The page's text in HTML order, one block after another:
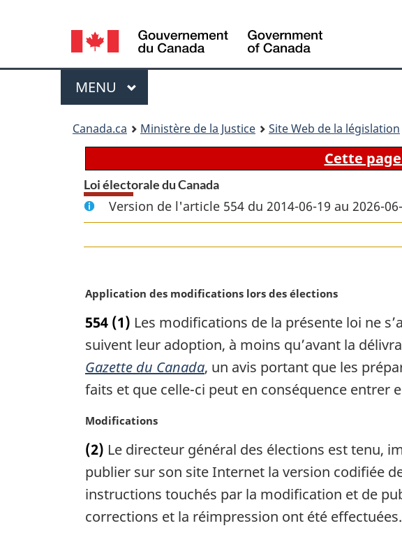
Language
selection
Menu
MENU PRINCIPAL
Canada.ca Ministère de la Justice Site Web de la législation
Cette
Loi électorale du Canada
Version de l'article 554 du 2014-06-19 au 2026-
N
t
e
a
r
i
a
l
e
:
Application des modifications lors des élections
554 (1) Les modifications de la présente loi ne
suivent leur adoption, à moins qu’avant la
Gazette du Canada, un avis portant que les
faits et que celle-ci peut en conséquence entrer
N
t
e
m
a
r
Modifications
(2) Le directeur général des élections est tenu,
publier sur son site Internet la version codifiée
instructions touchés par la modification et de
corrections et la réimpression ont été effectuées.